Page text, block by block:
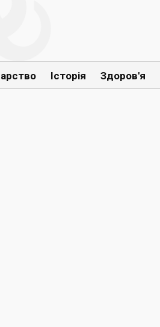
Історія Здоров'я